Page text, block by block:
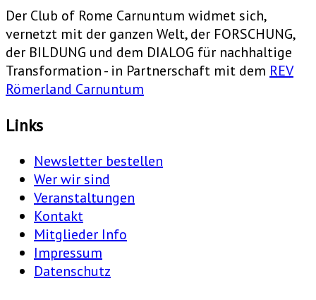
Der Club of Rome Carnuntum widmet sich,
vernetzt mit der ganzen Welt, der FORSCHUNG,
der BILDUNG und dem DIALOG für nachhaltige
Transformation - in Partnerschaft mit dem REV
Römerland Carnuntum
Links
Newsletter bestellen
Wer wir sind
Veranstaltungen
Kontakt
Mitglieder Info
Impressum
Datenschutz